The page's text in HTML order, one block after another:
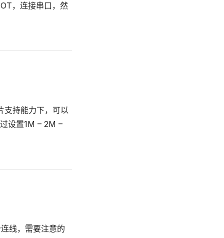
，连接串口，然
支持能力下，可以
设置1M – 2M –
线，需要注意的